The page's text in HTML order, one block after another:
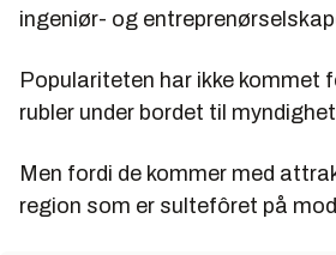
ingeniør- og
Populariteten har ikke kommet
rubler under bordet til
Men fordi de kommer med
region som er sultefôret på